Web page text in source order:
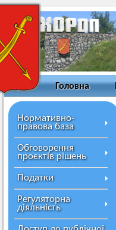
Головна
Нормативно-
правова база
Обговорення
проєктів рішень
Податки
Регуляторна
діяльність